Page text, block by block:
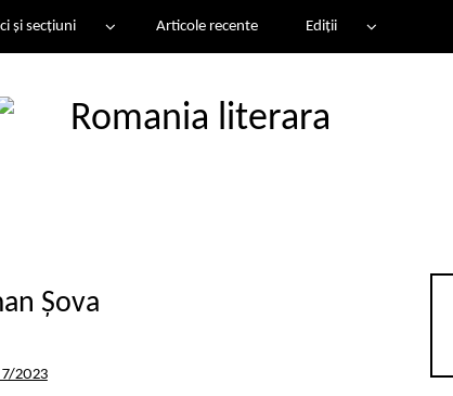
și secțiuni Articole recente Ediții
Șova
7/2023